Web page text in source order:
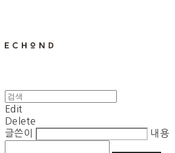
Edit
Delete
글쓴이
내용